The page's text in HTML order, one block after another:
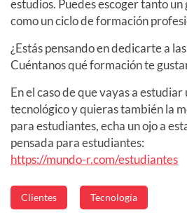
estudios. Puedes escoger tanto
como un ciclo de formación
¿Estás pensando en dedicarte a
Cuéntanos qué formación te
En el caso de que vayas a
tecnológico y quieras también la
para estudiantes, echa un ojo a
pensada para estudiantes:
https://mundo-r.com/estudiantes
Clientes Tecnología